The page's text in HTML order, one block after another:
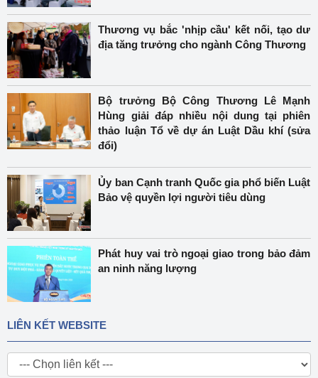
Thương vụ bắc 'nhịp cầu' kết nối, tạo dư
địa tăng trưởng cho ngành Công Thương
Bộ trưởng Bộ Công Thương Lê Mạnh
Hùng giải đáp nhiều nội dung tại phiên
thảo luận Tổ về dự án Luật Dầu khí (sửa
đổi)
Ủy ban Cạnh tranh Quốc gia phổ biến Luật
Bảo vệ quyền lợi người tiêu dùng
Phát huy vai trò ngoại giao trong bảo đảm
an ninh năng lượng
LIÊN KẾT WEBSITE